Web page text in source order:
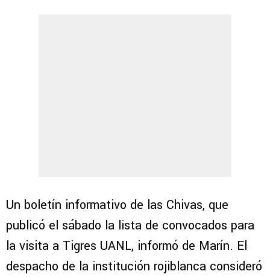
Un boletín informativo de las Chivas, que
publicó el sábado la lista de convocados para
la visita a Tigres UANL, informó de Marín. El
despacho de la institución rojiblanca consideró